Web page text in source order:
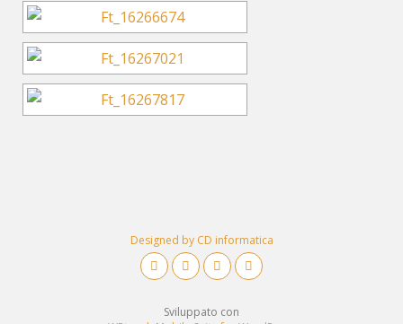
Designed by CD informatica
Sviluppato con